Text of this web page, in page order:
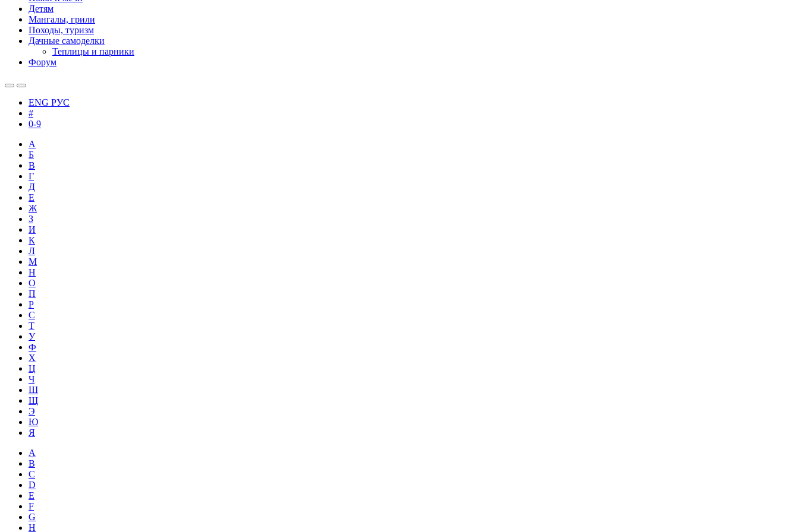
Детям
Мангалы, грили
Походы, туризм
Дачные самоделки
Теплицы и парники
Форум
ENG РУС
#
0-9
А
Б
В
Г
Д
Е
Ж
З
И
К
Л
М
Н
О
П
Р
С
Т
У
Ф
Х
Ц
Ч
Ш
Щ
Э
Ю
Я
A
B
C
D
E
F
G
H